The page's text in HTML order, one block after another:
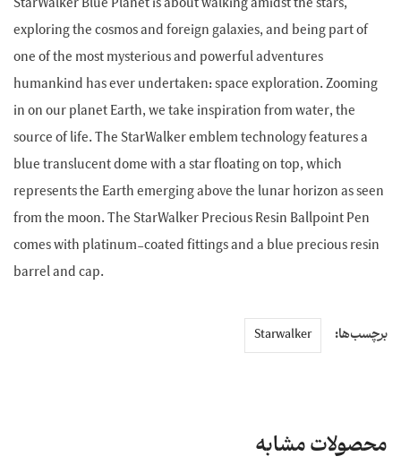
exploring the cosmos and foreign galaxies, and being part of
one of the most mysterious and powerful adventures
humankind has ever undertaken: space exploration. Zooming
in on our planet Earth, we take inspiration from water, the
source of life. The StarWalker emblem technology features a
blue translucent dome with a star floating on top, which
represents the Earth emerging above the lunar horizon as seen
from the moon. The StarWalker Precious Resin Ballpoint Pen
comes with platinum-coated fittings and a blue precious resin
barrel and cap.
برچسب‌ها: Starwalker
محصولات مشابه